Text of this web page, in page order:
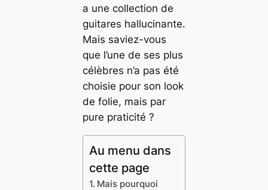
a une collection de
guitares hallucinante.
Mais saviez-vous
que l’une de ses plus
célèbres n’a pas été
choisie pour son look
de folie, mais par
pure praticité ?
Au menu dans
cette page
Mais pourquoi